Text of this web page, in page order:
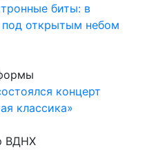
биты: в
открытым небом
концерт
классика»
ВДНХ